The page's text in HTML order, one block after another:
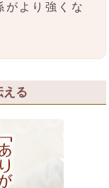
がより強くな
える